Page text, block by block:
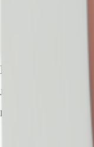
Ihr Kontakt
Julia Schreiter
Ihr Kontakt